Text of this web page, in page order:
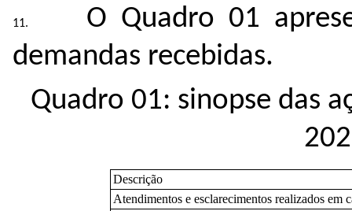
O Quadro 01
demandas recebidas.
Quadro 01: sinopse das
Descrição
Atendimentos e esclarecimentos realizados em